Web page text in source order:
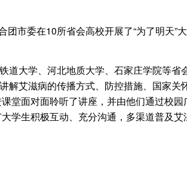
市委在10所省会高校开展了“为了明天”
大学、河北地质大学、石家庄学院等省
艾滋病的传播方式、防控措施、国家关
堂面对面聆听了讲座，并由他们通过校
学生积极互动、充分沟通，多渠道普及